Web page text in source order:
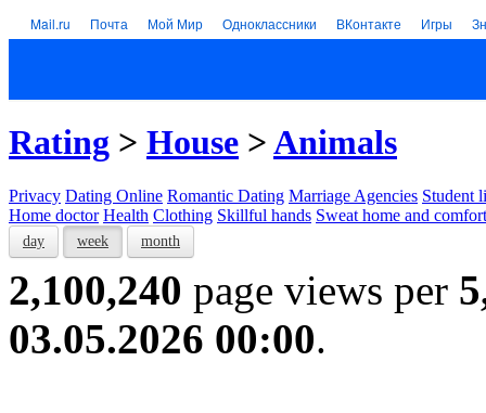
Mail.ru Почта Мой Мир Одноклассники ВКонтакте Игры
Rating > House >Animals
Privacy Dating Online Romantic Dating Marriage Agencies Student
Home doctor Health Clothing Skillful hands Sweat home and comfort
day week month
2,100,240 page views per
03.05.2026 00:00.